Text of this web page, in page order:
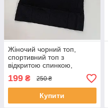
Жіночий чорний топ,
спортивний топ з
відкритою спинкою,
гарний топ зі шнурівкою,
топ у рубчик S
199 ₴ 250 ₴
Купити